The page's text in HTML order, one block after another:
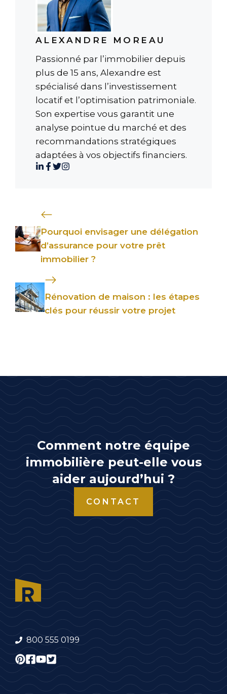
ALEXANDRE MOREAU
Passionné par l’immobilier depuis
plus de 15 ans, Alexandre est
spécialisé dans l’investissement
locatif et l’optimisation patrimoniale.
Son expertise vous garantit une
analyse pointue du marché et des
recommandations stratégiques
adaptées à vos objectifs financiers.
Pourquoi envisager une délégation
d’assurance pour votre prêt
immobilier ?
Rénovation de maison : les étapes
clés pour réussir votre projet
Comment notre équipe
immobilière peut-elle vous
aider aujourd’hui ?
CONTACT
800 555 0199